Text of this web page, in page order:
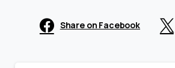
Share on Facebook